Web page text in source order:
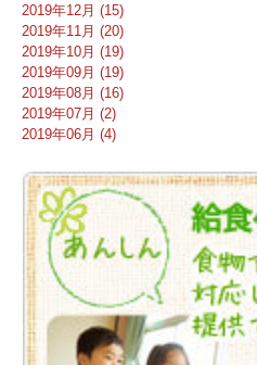
2019年12月 (15)
2019年11月 (20)
2019年10月 (19)
2019年09月 (19)
2019年08月 (16)
2019年07月 (2)
2019年06月 (4)